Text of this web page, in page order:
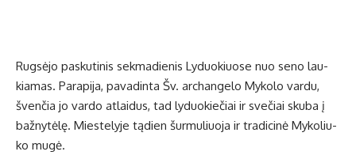
Rug­sė­jo pas­ku­ti­nis sek­ma­die­nis Ly­duo­kiuo­se nuo se­no lau­
kia­mas. Pa­ra­pi­ja, pa­va­din­ta Šv. ar­chan­ge­lo My­ko­lo var­du,
šven­čia jo var­do at­lai­dus, tad ly­duo­kie­čiai ir sve­čiai sku­ba į
baž­ny­tė­lę. Mies­te­ly­je tą­dien šur­mu­liuo­ja ir tra­di­ci­nė My­ko­liu­
ko mu­gė.